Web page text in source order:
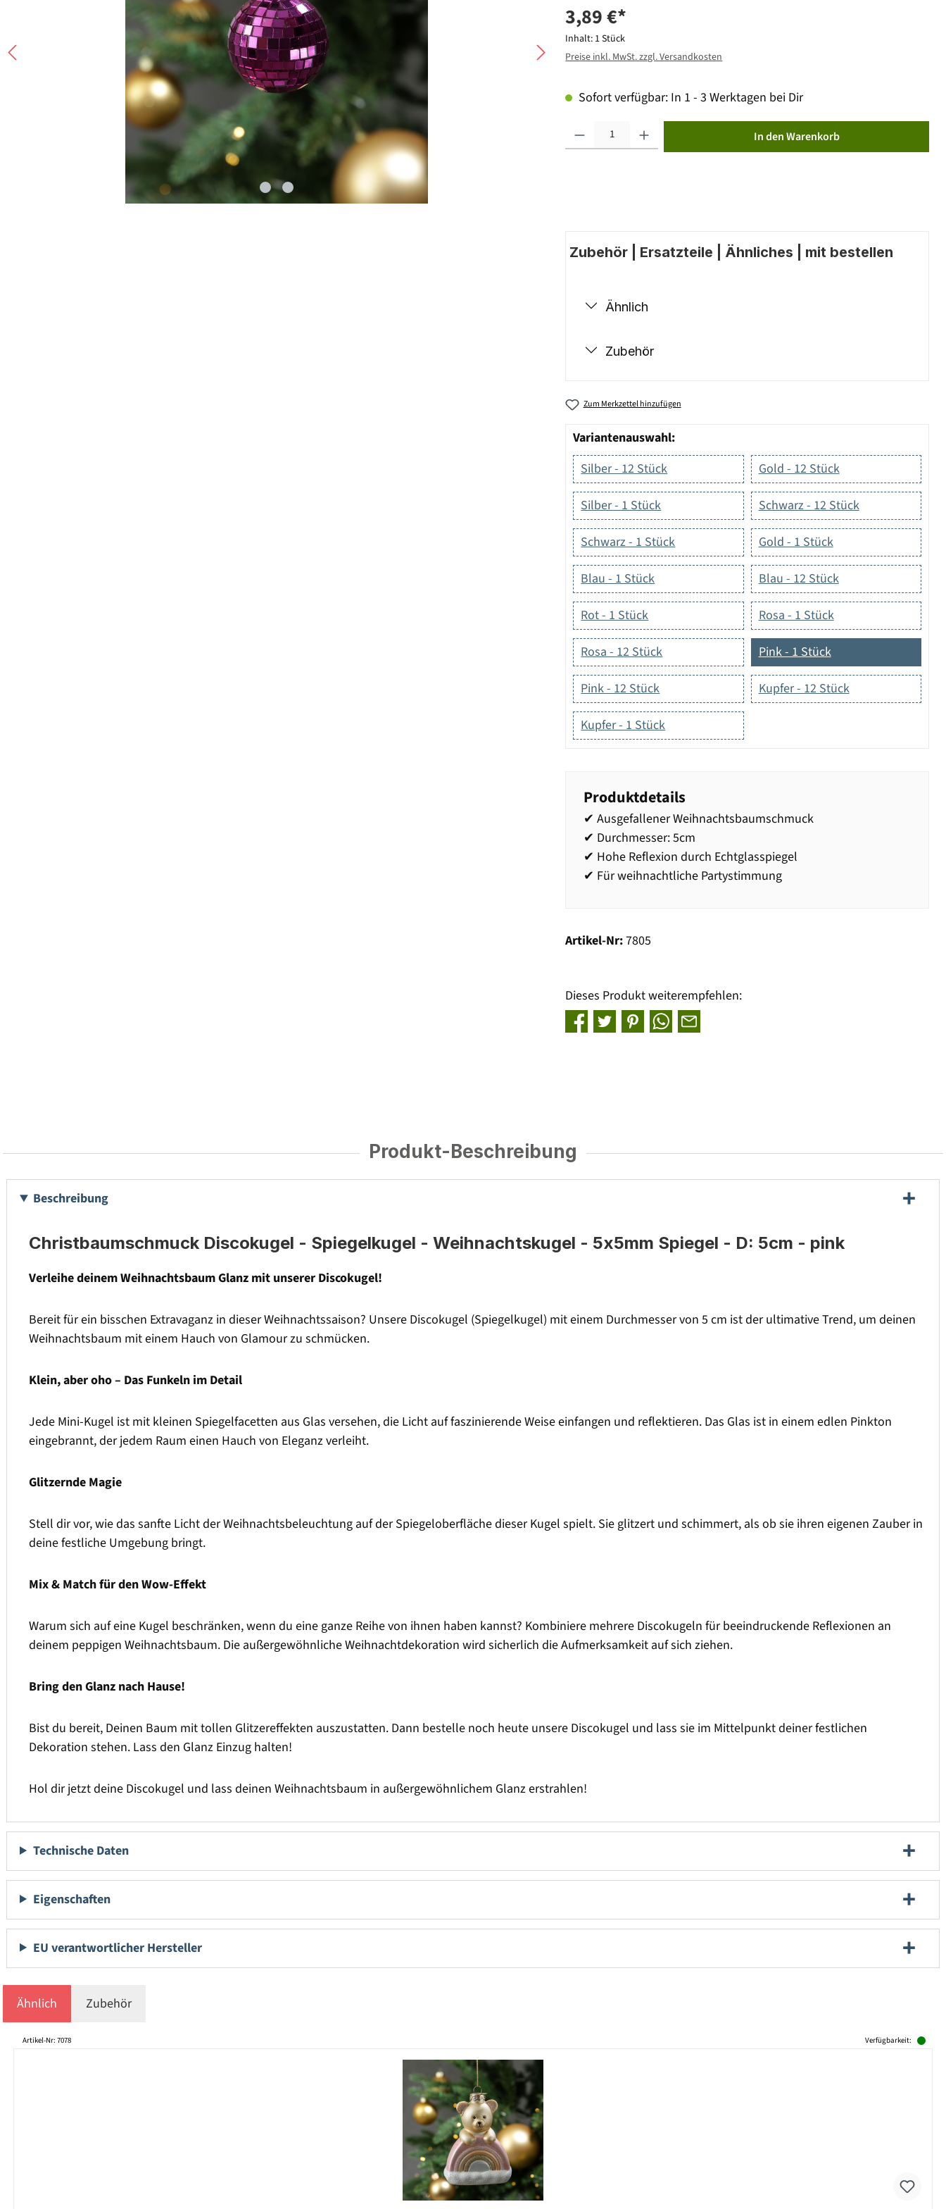
3,89 €*
Inhalt: 1 Stück
Preise inkl. MwSt. zzgl. Versandkosten
Sofort verfügbar: In 1 - 3 Werktagen bei Dir
In den Warenkorb
Zubehör | Ersatzteile | Ähnliches | mit bestellen
Ähnlich
Zubehör
Zum Merkzettel hinzufügen
Variantenauswahl:
Silber - 12 Stück
Gold - 12 Stück
Silber - 1 Stück Schwarz - 12 Stück
Schwarz - 1 Stück Gold - 1 Stück
Blau - 1 Stück Blau - 12 Stück
Rot - 1 Stück Rosa - 1 Stück
Rosa - 12 Stück Pink - 1 Stück
Pink - 12 Stück Kupfer - 12 Stück
Kupfer - 1 Stück
Produktdetails
✔ Ausgefallener Weihnachtsbaumschmuck
✔ Durchmesser: 5cm
✔ Hohe Reflexion durch Echtglasspiegel
✔ Für weihnachtliche Partystimmung
Artikel-Nr:7805
Dieses Produkt weiterempfehlen:
Produkt-Beschreibung
Beschreibung
Christbaumschmuck Discokugel - Spiegelkugel - Weihnachtskugel - 5x5mm Spiegel - D: 5cm - pink
Verleihe deinem Weihnachtsbaum Glanz mit unserer Discokugel!
Bereit für ein bisschen Extravaganz in dieser Weihnachtssaison? Unsere Discokugel (Spiegelkugel) mit einem Durchmesser von 5 cm ist der ultimative Trend, um deinen
Weihnachtsbaum mit einem Hauch von Glamour zu schmücken.
Klein, aber oho – Das Funkeln im Detail
Jede Mini-Kugel ist mit kleinen Spiegelfacetten aus Glas versehen, die Licht auf faszinierende Weise einfangen und reflektieren. Das Glas ist in einem edlen Pinkton
eingebrannt, der jedem Raum einen Hauch von Eleganz verleiht.
Glitzernde Magie
Stell dir vor, wie das sanfte Licht der Weihnachtsbeleuchtung auf der Spiegeloberfläche dieser Kugel spielt. Sie glitzert und schimmert, als ob sie ihren eigenen Zauber in
deine festliche Umgebung bringt.
Mix & Match für den Wow-Effekt
Warum sich auf eine Kugel beschränken, wenn du eine ganze Reihe von ihnen haben kannst? Kombiniere mehrere Discokugeln für beeindruckende Reflexionen an
deinem peppigen Weihnachtsbaum. Die außergewöhnliche Weihnachtdekoration wird sicherlich die Aufmerksamkeit auf sich ziehen.
Bring den Glanz nach Hause!
Bist du bereit, Deinen Baum mit tollen Glitzereffekten auszustatten. Dann bestelle noch heute unsere Discokugel und lass sie im Mittelpunkt deiner festlichen
Dekoration stehen. Lass den Glanz Einzug halten!
Hol dir jetzt deine Discokugel und lass deinen Weihnachtsbaum in außergewöhnlichem Glanz erstrahlen!
Technische Daten
Eigenschaften
EU verantwortlicher Hersteller
Ähnlich Zubehör
Produktgalerie überspringen
Artikel-Nr: 7078 Verfügbarkeit: